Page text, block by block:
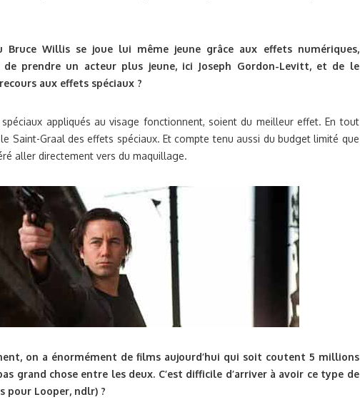
Willis se joue lui même jeune grâce aux effets numériques,
prendre un acteur plus jeune, ici Joseph Gordon-Levitt, et de le
aux effets spéciaux ?
appliqués au visage fonctionnent, soient du meilleur effet. En tout
le Saint-Graal des effets spéciaux. Et compte tenu aussi du budget limité que
aller directement vers du maquillage.
on a énormément de films aujourd’hui qui soit coutent 5 millions
grand chose entre les deux. C’est difficile d’arriver à avoir ce type de
pour Looper, ndlr) ?